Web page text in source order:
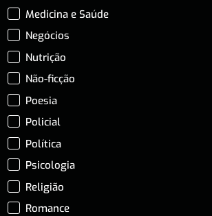
Medicina e Saúde
Negócios
Nutrição
Não-ficção
Poesia
Policial
Política
Psicologia
Religião
Romance